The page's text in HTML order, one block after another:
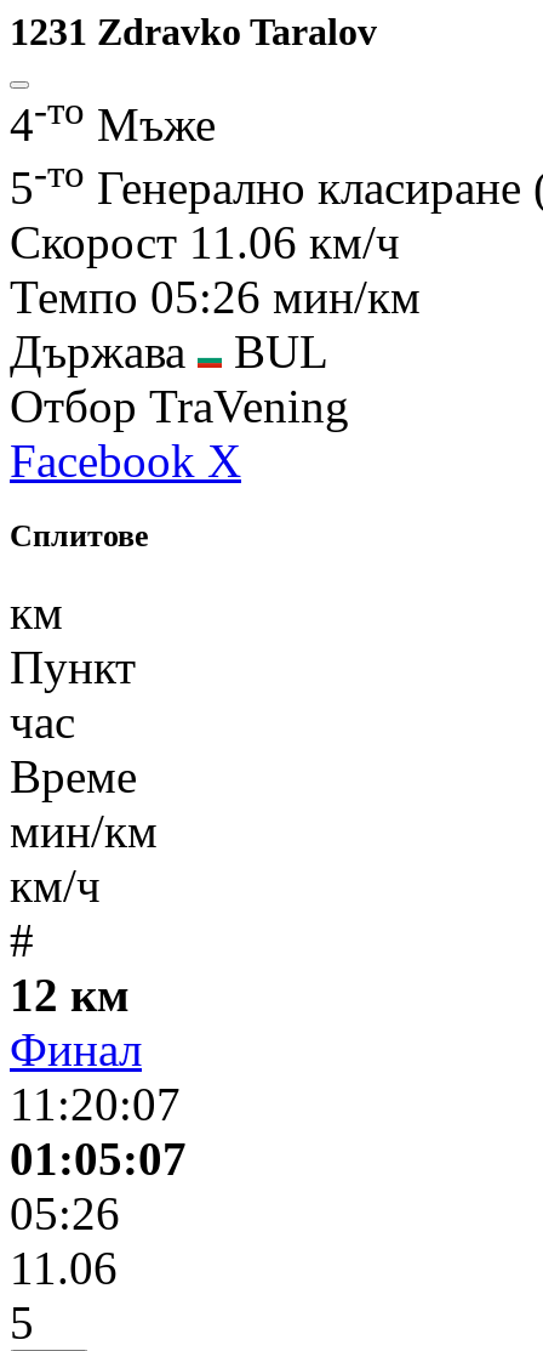
1231 Zdravko Taralov
4-то Мъже
5-то Генерално
Скорост 11.06 км/ч
Темпо 05:26 мин/км
Държава
BUL
Отбор TraVening
Facebook X
Сплитове
км
Пункт
час
Време
мин/км
км/ч
#
12 км
Финал
11:20:07
01:05:07
05:26
11.06
5